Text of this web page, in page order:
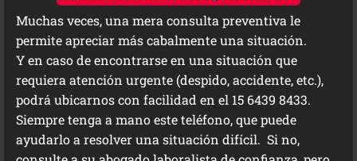
Muchas veces, una mera consulta preventiva le
permite apreciar más cabalmente una situación.
Y en caso de encontrarse en una situación que
requiera atención urgente (despido, accidente, etc.),
podrá ubicarnos con facilidad en el 15 6439 8433.
Siempre tenga a mano este teléfono, que puede
ayudarlo a resolver una situación difícil. Si no,